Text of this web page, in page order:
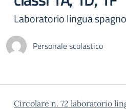
Laboratorio lingua
Personale scolastico
Circolare n. 72 laboratorio